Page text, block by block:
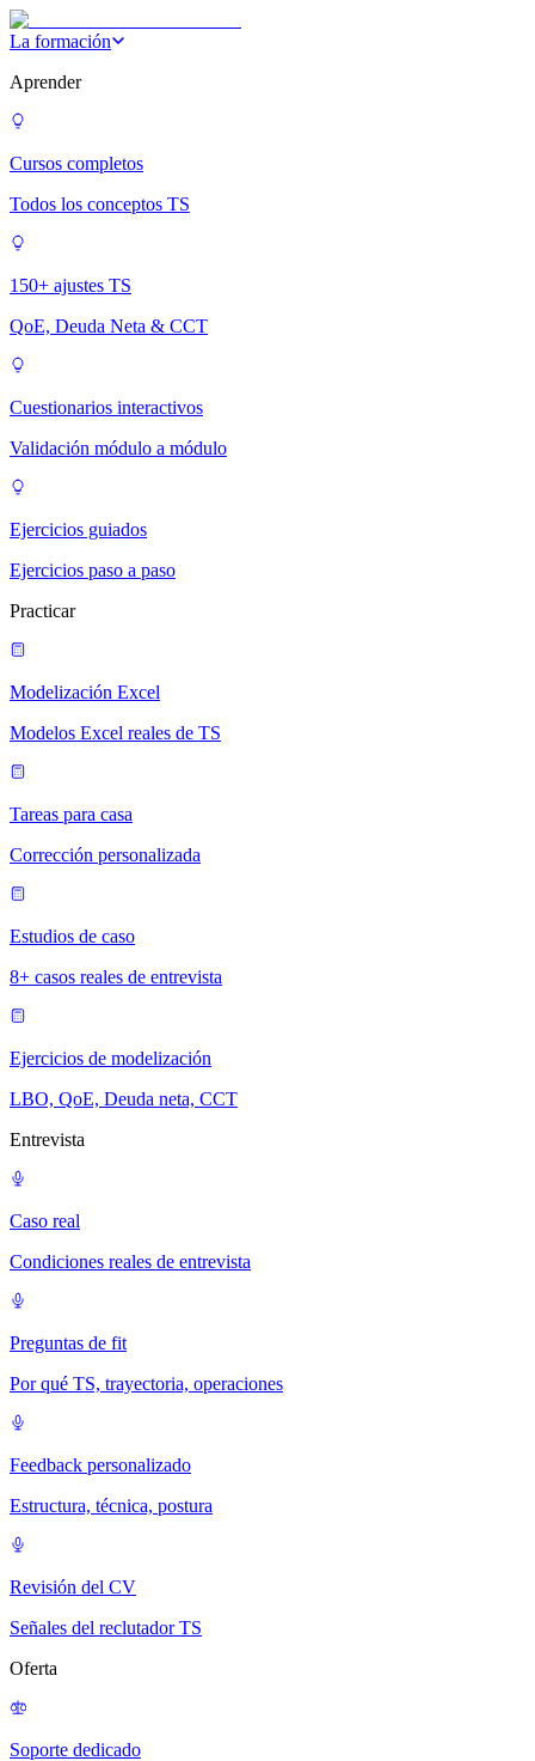
La formación
Aprender
Cursos completos
Todos los conceptos TS
150+ ajustes TS
QoE, Deuda Neta & CCT
Cuestionarios interactivos
Validación módulo a módulo
Ejercicios guiados
Ejercicios paso a paso
Practicar
Modelización Excel
Modelos Excel reales de TS
Tareas para casa
Corrección personalizada
Estudios de caso
8+ casos reales de entrevista
Ejercicios de modelización
LBO, QoE, Deuda neta, CCT
Entrevista
Caso real
Condiciones reales de entrevista
Preguntas de fit
Por qué TS, trayectoria, operaciones
Feedback personalizado
Estructura, técnica, postura
Revisión del CV
Señales del reclutador TS
Oferta
Soporte dedicado